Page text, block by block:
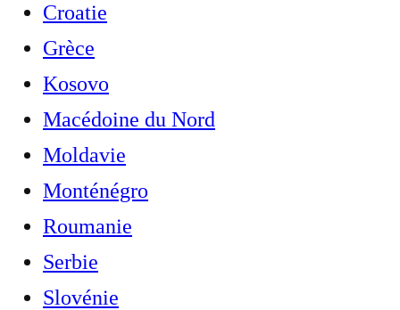
Croatie
Grèce
Kosovo
Macédoine du Nord
Moldavie
Monténégro
Roumanie
Serbie
Slovénie